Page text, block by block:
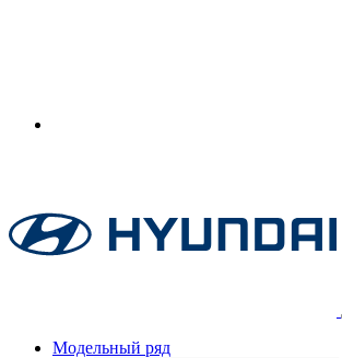
Модельный ряд